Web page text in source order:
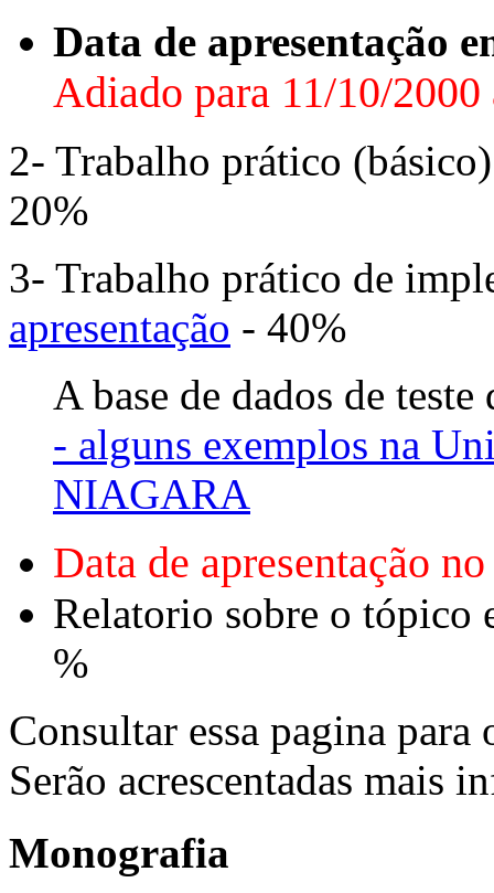
Data de apresentação
Adiado para 11/10/2000
2- Trabalho prático
20%
3- Trabalho prático de
apresentação - 40%
A base de dados de
- alguns exemplos na
NIAGARA
Data de apresentação
Relatorio sobre o tópico
%
Consultar essa pagina
Serão acrescentadas mais
Monografia